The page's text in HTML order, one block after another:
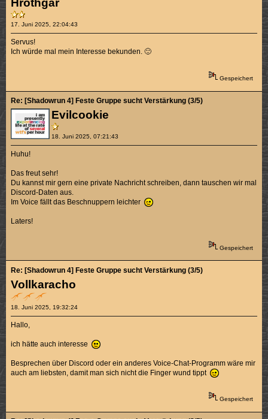
Hrothgar
17. Juni 2025, 22:04:43
Servus!
Ich würde mal mein Interesse bekunden. 🙂
Gespeichert
Evilcookie
18. Juni 2025, 07:21:43
Re: [Shadowrun 4] Feste Gruppe sucht Verstärkung (3/5)
Huhu!
Das freut sehr!
Du kannst mir gern eine private Nachricht schreiben, dann tauschen wir mal
Discord-Daten aus.
Im Voice fällt das Beschnuppern leichter
Laters!
Gespeichert
Vollkaracho
18. Juni 2025, 19:32:24
Re: [Shadowrun 4] Feste Gruppe sucht Verstärkung (3/5)
Hallo,
ich hätte auch interesse
Besprechen über Discord oder ein anderes Voice-Chat-Programm wäre mir
auch am liebsten, damit man sich nicht die Finger wund tippt
Gespeichert